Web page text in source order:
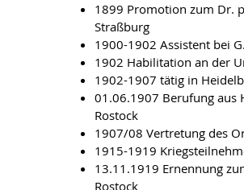
1899 Promotion zum Dr.
Straßburg
1900-1902 Assistent bei
1902 Habilitation an der
1902-1907 tätig in
01.06.1907 Berufung aus
Rostock
1907/08 Vertretung des
1915-1919
13.11.1919 Ernennung
Rostock